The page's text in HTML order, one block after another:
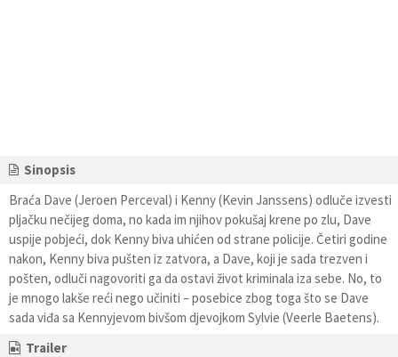
Sinopsis
Braća Dave (Jeroen Perceval) i Kenny (Kevin Janssens) odluče izvesti
pljačku nečijeg doma, no kada im njihov pokušaj krene po zlu, Dave
uspije pobjeći, dok Kenny biva uhićen od strane policije. Četiri godine
nakon, Kenny biva pušten iz zatvora, a Dave, koji je sada trezven i
pošten, odluči nagovoriti ga da ostavi život kriminala iza sebe. No, to
je mnogo lakše reći nego učiniti – posebice zbog toga što se Dave
sada viđa sa Kennyjevom bivšom djevojkom Sylvie (Veerle Baetens).
Trailer